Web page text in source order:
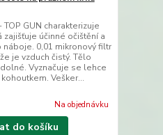
GUN charakterizuje
účinné očištění a
0,01 mikronový filtr
je vzduch čistý. Tělo
Vyznačuje se lehce
Vešker...
Na objednávku
do košíku